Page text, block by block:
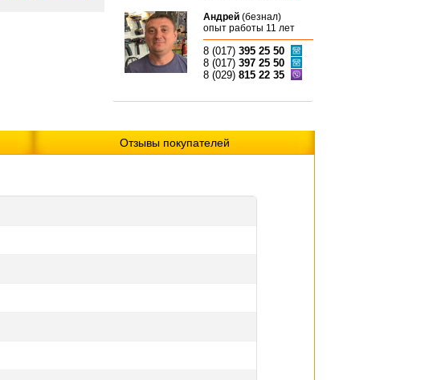
Андрей (безнал)
опыт работы 11 лет
8 (017) 395 25 50
8 (017) 397 25 50
8 (029) 815 22 35
Отзывы покупателей